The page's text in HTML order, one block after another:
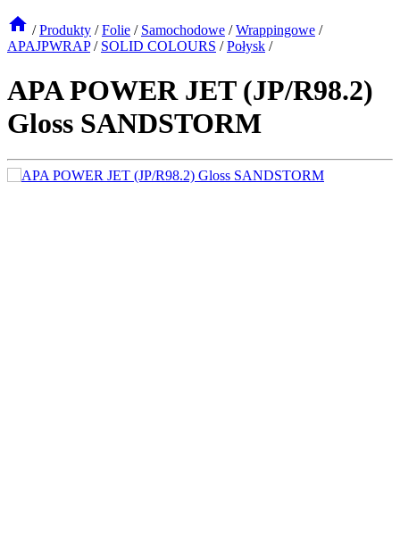
/ Produkty / Folie / Samochodowe / Wrappingowe /
APAJPWRAP / SOLID COLOURS / Połysk /
APA POWER JET (JP/R98.2)
Gloss SANDSTORM